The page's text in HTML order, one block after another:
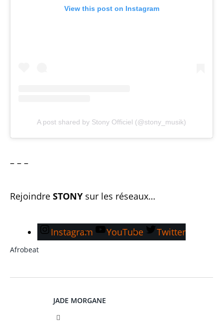
View this post on Instagram
A post shared by Stony Officiel (@stony_musik)
– – –
Rejoindre STONY sur les réseaux…
Instagram YouTube Twitter
Afrobeat
JADE MORGANE